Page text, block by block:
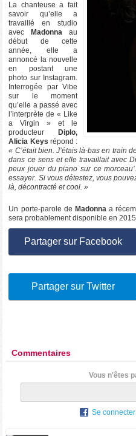
La chanteuse a fait
savoir qu’elle a
travaillé en studio
avec
Madonna au
début de cette
année, elle a
annoncé la nouvelle
en postant une
photo sur Instagram.
Interrogée par Vibe
sur le moment
qu’elle a passé avec
l’interprète de « Like
a Virgin » et le
producteur
Diplo,
Alicia Keys répond :
« C’était bien. J’étais là-bas en train
dans ce sens et elle travaillait avec
peux jouer du piano sur ce
essayer. Si vous détestez, vous
là, décontracté et cool. »
Un porte-parole de Madonnaa
sera probablement disponible en
Partager sur Facebook
Partager sur Twitter
Commentaires
Vous n'êtes
Se